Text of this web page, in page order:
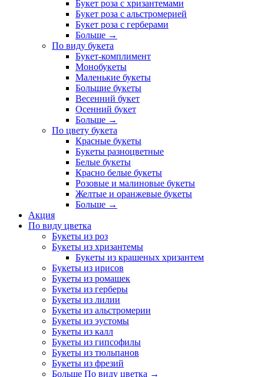
Букет роза с хризантемами
Букет роза с альстромерией
Букет роза с герберами
Больше →
По виду букета
Букет-комплимент
Монобукеты
Маленькие букеты
Большие букеты
Весенний букет
Осенний букет
Больше →
По цвету букета
Красные букеты
Букеты разноцветные
Белые букеты
Красно белые букеты
Розовые и малиновые букеты
Желтые и оранжевые букеты
Больше →
Акция
По виду цветка
Букеты из роз
Букеты из хризантемы
Букеты из крашеных хризантем
Букеты из ирисов
Букеты из ромашек
Букеты из герберы
Букеты из лилии
Букеты из альстромерии
Букеты из эустомы
Букеты из калл
Букеты из гипсофилы
Букеты из тюльпанов
Букеты из фрезий
Больше По виду цветка →